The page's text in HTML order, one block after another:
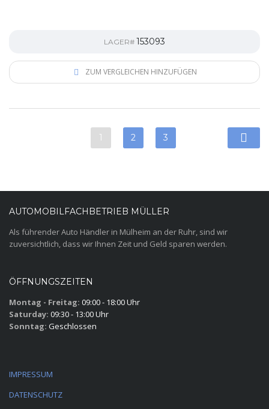
LAGER# 153093
ZUM VERGLEICHEN HINZUFÜGEN
1 2 3
AUTOMOBILFACHBETRIEB MÜLLER
Als führender Auto Händler in Mülheim an der Ruhr, sind wir
zuversichtlich, dass wir Ihnen Zeit und Geld sparen werden.
ÖFFNUNGSZEITEN
Montag - Freitag: 09:00 - 18:00 Uhr
Saturday: 09:30 - 13:00 Uhr
Sonntag: Geschlossen
IMPRESSUM
DATENSCHUTZ